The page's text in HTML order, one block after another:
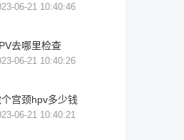
06-21 10:40:46
去哪里检查
06-21 10:40:26
宫颈hpv多少钱
06-21 10:40:21